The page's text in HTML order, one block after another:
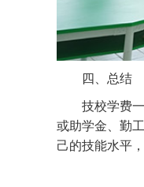
四、总结
技校学费
或助学金、勤
己的技能水平